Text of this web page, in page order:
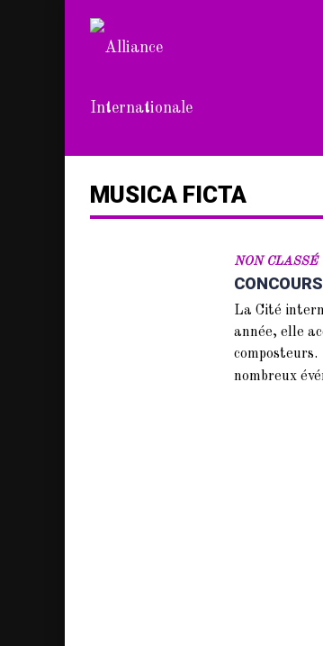
MUSICA FICTA
NON CLASSÉ
La Cité
année, elle
nombreux